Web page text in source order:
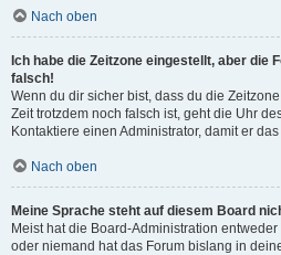
Nach oben
Ich habe die Zeitzone eingestellt, aber die
falsch!
Wenn du dir sicher bist, dass du die
Zeit trotzdem noch falsch ist, geht die Uhr
Kontaktiere einen Administrator, damit er
Nach oben
Meine Sprache steht auf diesem Board
Meist hat die Board-Administration
oder niemand hat das Forum bislang in